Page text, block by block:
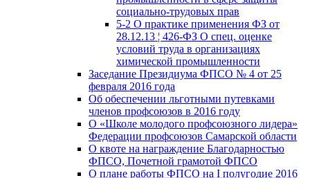
социально-трудовых прав
5-2 О практике применения ФЗ от
28.12.13 ¦ 426-ФЗ О спец. оценке
условий труда в организациях
химической промышленности
Заседание Президиума ФПСО № 4 от 25
февраля 2016 года
Об обеспечении льготными путевками
членов профсоюзов в 2016 году
О «Школе молодого профсоюзного лидера»
Федерации профсоюзов Самарской области
О квоте на награждение Благодарностью
ФПСО, Почетной грамотой ФПСО
О плане работы ФПСО на I полугодие 2016